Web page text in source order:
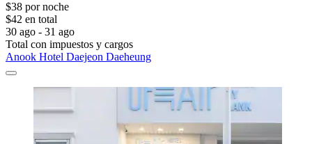
$38 por noche
$42 en total
30 ago - 31 ago
Total con impuestos y cargos
Anook Hotel Daejeon Daeheung